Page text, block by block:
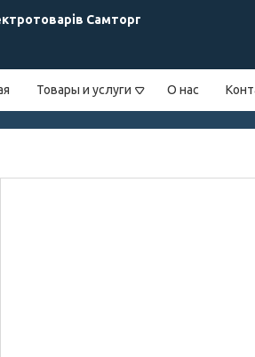
Самторг
Товары и услуги О нас